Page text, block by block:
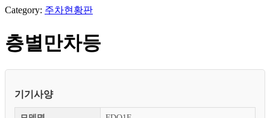
Category: 주차현황판
층별만차등
기기사양